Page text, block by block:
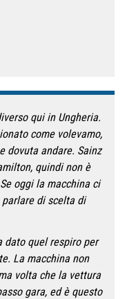
qui in Ungheria.
come volevamo,
dovuta andare. Sainz
quindi non è
oggi la macchina ci
di scelta di
dato quel respiro per
La macchina non
volta che la vettura
gara, ed è questo